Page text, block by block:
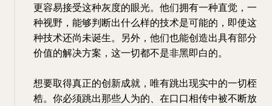
更容易接受这种灰度的眼光。他们拥有一种直觉，一
种视野，能够判断出什么样的技术是可能的，即使这
种技术还尚未诞生。另外，他们也能创造出具有部分
价值的解决方案，这一切都不是非黑即白的。
想要取得真正的创新成就，唯有跳出现实中的一切桎
梏。你必须跳出那些人为的、在口口相传中被不断放